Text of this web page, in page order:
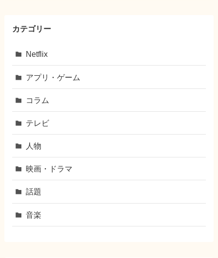
カテゴリー
Netflix
アプリ・ゲーム
コラム
テレビ
人物
映画・ドラマ
話題
音楽